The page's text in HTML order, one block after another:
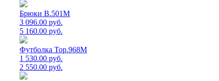
Брюки B.501M
3 096.00 руб.
5 160.00 руб.
Футболка Top.968M
1 530.00 руб.
2 550.00 руб.